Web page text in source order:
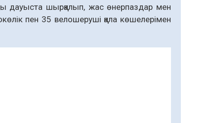
дауыста шырқалып, жас өнерпаздар мен
пен 35 велошеруші қала көшелерімен